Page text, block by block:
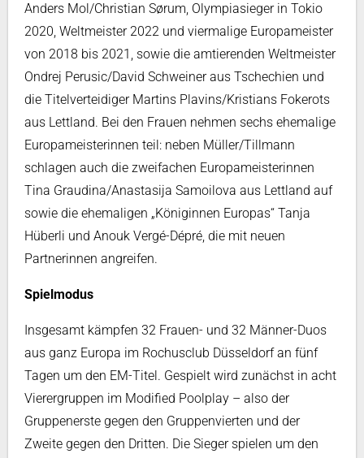
Anders Mol/Christian Sørum, Olympiasieger in Tokio
2020, Weltmeister 2022 und viermalige Europameister
von 2018 bis 2021, sowie die amtierenden Weltmeister
Ondrej Perusic/David Schweiner aus Tschechien und
die Titelverteidiger Martins Plavins/Kristians Fokerots
aus Lettland. Bei den Frauen nehmen sechs ehemalige
Europameisterinnen teil: neben Müller/Tillmann
schlagen auch die zweifachen Europameisterinnen
Tina Graudina/Anastasija Samoilova aus Lettland auf
sowie die ehemaligen „Königinnen Europas“ Tanja
Hüberli und Anouk Vergé-Dépré, die mit neuen
Partnerinnen angreifen.
Spielmodus
Insgesamt kämpfen 32 Frauen- und 32 Männer-Duos
aus ganz Europa im Rochusclub Düsseldorf an fünf
Tagen um den EM-Titel. Gespielt wird zunächst in acht
Vierergruppen im Modified Poolplay – also der
Gruppenerste gegen den Gruppenvierten und der
Zweite gegen den Dritten. Die Sieger spielen um den